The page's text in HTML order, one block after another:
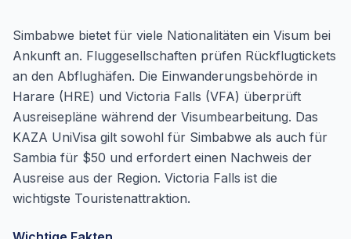
Simbabwe bietet für viele Nationalitäten ein Visum bei
Ankunft an. Fluggesellschaften prüfen Rückflugtickets
an den Abflughäfen. Die Einwanderungsbehörde in
Harare (HRE) und Victoria Falls (VFA) überprüft
Ausreisepläne während der Visumbearbeitung. Das
KAZA UniVisa gilt sowohl für Simbabwe als auch für
Sambia für $50 und erfordert einen Nachweis der
Ausreise aus der Region. Victoria Falls ist die
wichtigste Touristenattraktion.